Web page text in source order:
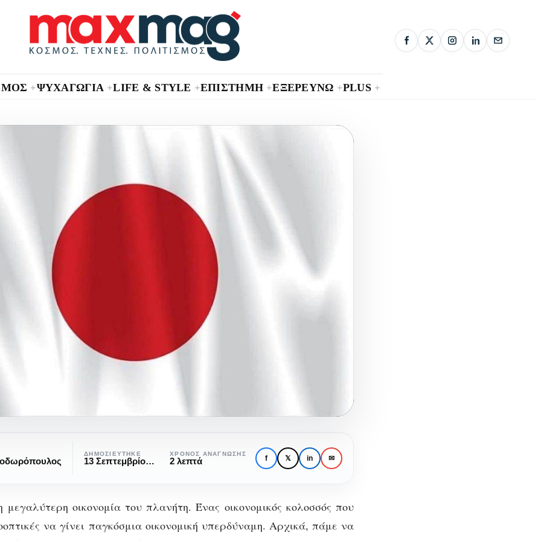
+ΨΥΧΑΓΩΓΙΑ +LIFE & STYLE +ΕΠΙΣΤΗΜΗ +ΕΞΕΡΕΥΝΩ +PLUS +
ΔΗΜΟΣΙΕΎΤΗΚΕ
13 Σεπτεμβρίου, 2017
ΧΡΌΝΟΣ ΑΝΆΓΝΩΣΗΣ
2 λεπτά f 𝕏 in ✉
μεγαλύτερη οικονομία του πλανήτη. Ένας οικονομικός κολοσσός που
να γίνει παγκόσμια οικονομική υπερδύναμη. Αρχικά, πάμε να